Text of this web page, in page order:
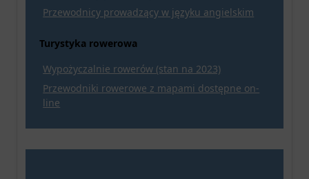
Przewodnicy prowadzący w języku angielskim
Turystyka rowerowa
Wypożyczalnie rowerów (stan na 2023)
Przewodniki rowerowe z mapami dostępne on-
line